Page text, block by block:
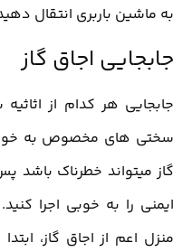
به ماشین باربری انتقال دهید.
جابجایی اجاق گاز
جابجایی هر کدام از
سختی های مخصوص به خود
گاز میتواند خطرناک باشد
ایمنی را به خوبی اجرا
منزل اعم از اجاق گاز، ابتدا